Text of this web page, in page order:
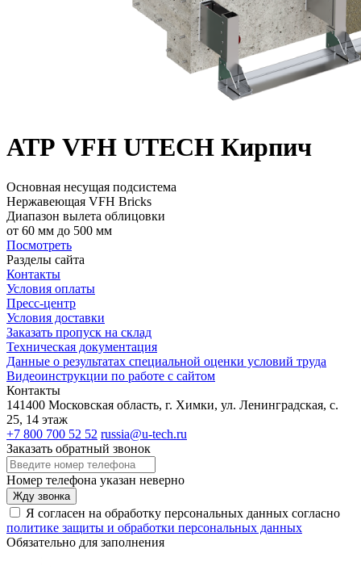
АТР VFH UTECH Кирпич
Основная несущая подсистема
Нержавеющая VFH Bricks
Диапазон вылета облицовки
от 60 мм до 500 мм
Посмотреть
Разделы сайта
Контакты
Условия оплаты
Пресс-центр
Условия доставки
Заказать пропуск на склад
Техническая документация
Данные о результатах специальной оценки условий труда
Видеоинструкции по работе с сайтом
Контакты
141400 Московская область, г. Химки, ул. Ленинградская, с.
25, 14 этаж
+7 800 700 52 52 russia@u-tech.ru
Заказать обратный звонок
Номер телефона указан неверно
Жду звонка
Я согласен на обработку персональных данных согласно
политике защиты и обработки персональных данных
Обязательно для заполнения